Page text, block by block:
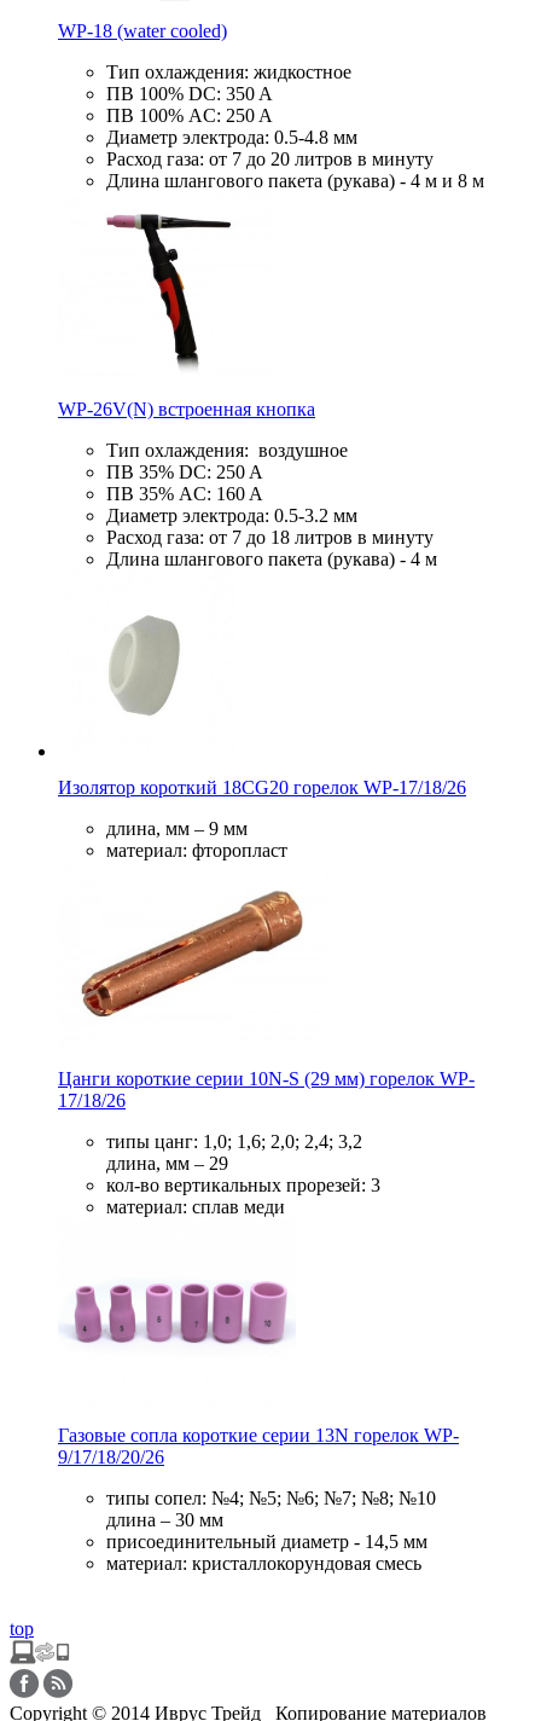
WP-18 (water cooled)
Тип охлаждения: жидкостное
ПВ 100% DC: 350 A
ПВ 100% AC: 250 A
Диаметр электрода: 0.5-4.8 мм
Расход газа: от 7 до 20 литров в минуту
Длина шлангового пакета (рукава) - 4 м и 8 м
WP-26V(N) встроенная кнопка
Тип охлаждения: воздушное
ПВ 35% DC: 250 A
ПВ 35% AC: 160 A
Диаметр электрода: 0.5-3.2 мм
Расход газа: от 7 до 18 литров в минуту
Длина шлангового пакета (рукава) - 4 м
Изолятор короткий 18CG20 горелок WP-17/18/26
длина, мм – 9 мм
материал: фторопласт
Цанги короткие серии 10N-S (29 мм) горелок WP-
17/18/26
типы цанг: 1,0; 1,6; 2,0; 2,4; 3,2
длина, мм – 29
кол-во вертикальных прорезей: 3
материал: сплав меди
Газовые сопла короткие серии 13N горелок WP-
9/17/18/20/26
типы сопел: №4; №5; №6; №7; №8; №10
длина – 30 мм
присоединительный диаметр - 14,5 мм
материал: кристаллокорундовая смесь
top
Copyright © 2014 Иврус Трейд Копирование материалов